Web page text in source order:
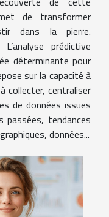
de transformer
dans la pierre.
prédictive
déterminante pour
sur la capacité à
collecter, centraliser
de données issues
passées, tendances
données...